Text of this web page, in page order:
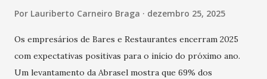
Por Lauriberto Carneiro Braga dezembro 25, 2025
Os empresários de Bares e Restaurantes encerram 2025
com expectativas positivas para o início do próximo ano.
Um levantamento da Abrasel mostra que 69% dos